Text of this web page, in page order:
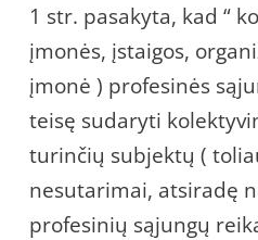
1 str. pasakyta, kad “
įmonės, įstaigos,
įmonė ) profesinės
teisę sudaryti
turinčių subjektų (
nesutarimai, atsiradę
profesinių sąjungų